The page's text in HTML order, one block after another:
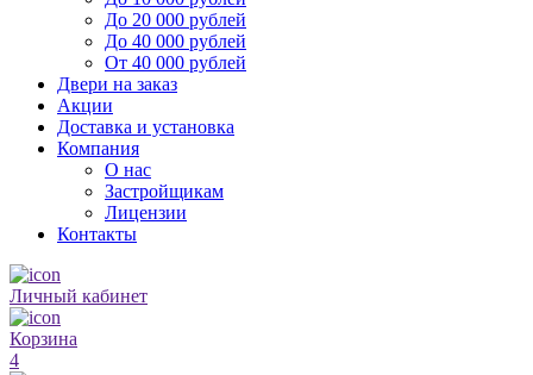
До 20 000 рублей
До 40 000 рублей
От 40 000 рублей
Двери на заказ
Акции
Доставка и установка
Компания
О нас
Застройщикам
Лицензии
Контакты
Личный кабинет
Корзина
4